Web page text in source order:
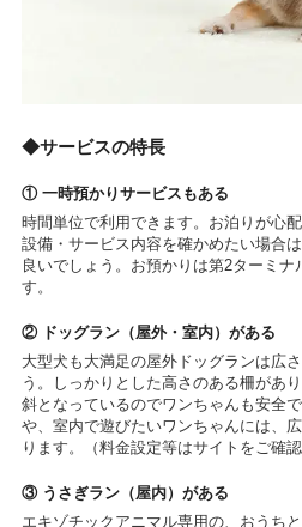
◆サービスの特長
① 一時預かりサービスもある
時間単位で利用できます。お泊りが心
設備・サービス内容を確かめたい場合
良いでしょう。お預かりは第2ターミナ
す。
② ドッグラン（屋外・室内）がある
大型犬も大満足の屋外ドッグランは広
う。しっかりとした高さのある柵があ
斜となっているのでワンちゃんも安全
や、室内で遊びたいワンちゃんには、
ります。（料金設定等はサイトをご確認
③ うさぎラン（屋内）がある
エキゾチックアニマル専用の、おうち